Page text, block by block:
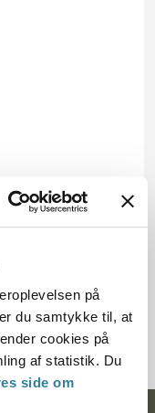
på
du samtykke til, at
cookies på
af statistik. Du
side om